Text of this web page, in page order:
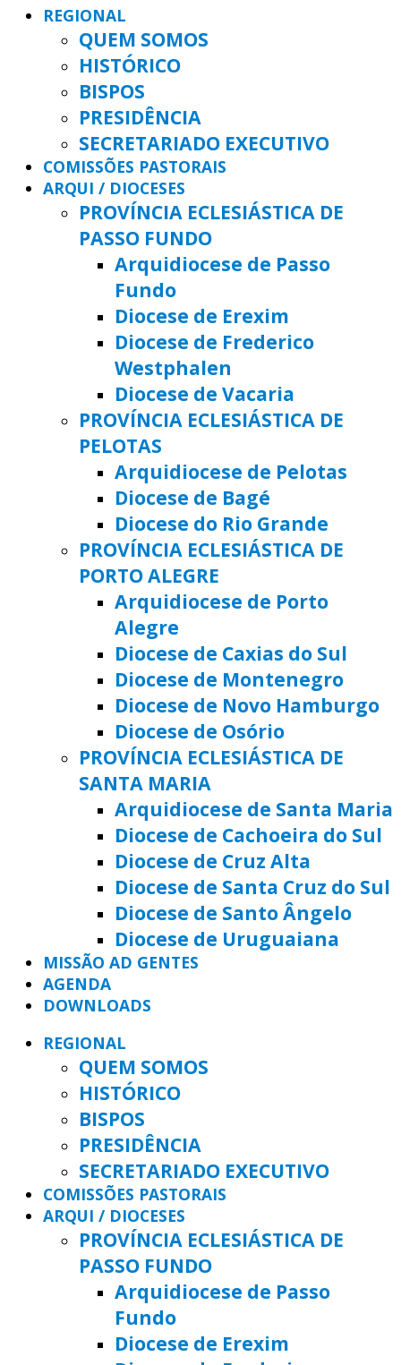
REGIONAL
QUEM SOMOS
HISTÓRICO
BISPOS
PRESIDÊNCIA
SECRETARIADO EXECUTIVO
COMISSÕES PASTORAIS
ARQUI / DIOCESES
PROVÍNCIA ECLESIÁSTICA DE
PASSO FUNDO
Arquidiocese de Passo
Fundo
Diocese de Erexim
Diocese de Frederico
Westphalen
Diocese de Vacaria
PROVÍNCIA ECLESIÁSTICA DE
PELOTAS
Arquidiocese de Pelotas
Diocese de Bagé
Diocese do Rio Grande
PROVÍNCIA ECLESIÁSTICA DE
PORTO ALEGRE
Arquidiocese de Porto
Alegre
Diocese de Caxias do Sul
Diocese de Montenegro
Diocese de Novo Hamburgo
Diocese de Osório
PROVÍNCIA ECLESIÁSTICA DE
SANTA MARIA
Arquidiocese de Santa Maria
Diocese de Cachoeira do Sul
Diocese de Cruz Alta
Diocese de Santa Cruz do Sul
Diocese de Santo Ângelo
Diocese de Uruguaiana
MISSÃO AD GENTES
AGENDA
DOWNLOADS
REGIONAL
QUEM SOMOS
HISTÓRICO
BISPOS
PRESIDÊNCIA
SECRETARIADO EXECUTIVO
COMISSÕES PASTORAIS
ARQUI / DIOCESES
PROVÍNCIA ECLESIÁSTICA DE
PASSO FUNDO
Arquidiocese de Passo
Fundo
Diocese de Erexim